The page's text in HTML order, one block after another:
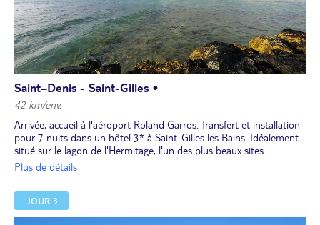
Saint–Denis - Saint-Gilles •
42 km/env.
Arrivée, accueil à l'aéroport Roland Garros. Transfert et installation
pour 7 nuits dans un hôtel 3* à Saint-Gilles les Bains. Idéalement
situé sur le lagon de l'Hermitage, l'un des plus beaux sites
balnéaires de l'île, classé réserve naturelle, l'hôtel réunit toutes les
Réunion. Entre la végétation luxuriante du parc et les eaux
cristallines de l’océan Indien, il vous assure un moment d’évasion
et de détente.
Plus de détails
JOUR 3